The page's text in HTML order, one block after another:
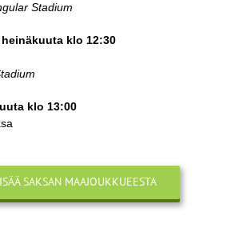
Stadium
klo 12:30
klo 13:00
SAKSAN MAAJOUKKUEESTA